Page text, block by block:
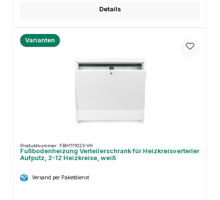
Details
Varianten
Produktnummer: FBH1111023-VH
Fußbodenheizung Verteilerschrank für Heizkreisverteiler
Aufputz, 2-12 Heizkreise, weiß
Versand per Paketdienst